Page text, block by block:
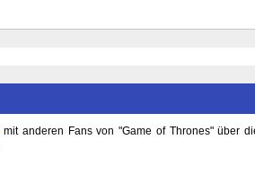
mit anderen Fans von "Game of Thrones" über